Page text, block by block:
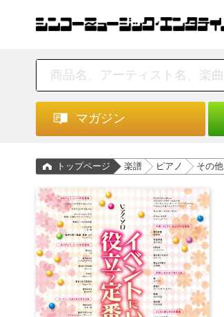
マガジン
トップページ 楽譜 ピアノ その他